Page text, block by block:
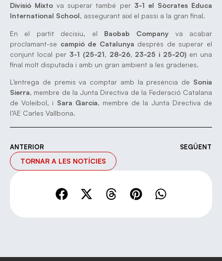
Divisió Mixto va superar també per 3-1 el Sòcrates Educa
International School, assegurant així el passi a la gran final.
En el partit decisiu, el Baobab Company va acabar
proclamant-se campió de Catalunya després de superar el
conjunt local per 3-1 (25-21, 28-26, 23-25 i 25-20) en una
final molt disputada i amb un gran ambient a les graderies.
L’entrega de premis va comptar amb la presència de Sonia
Sierra, membre de la Junta Directiva de la Federació Catalana
de Voleibol, i Sara Garcia, membre de la Junta Directiva de
l’AE Carles Vallbona.
ANTERIOR SEGÜENT
TORNAR A LES NOTÍCIES